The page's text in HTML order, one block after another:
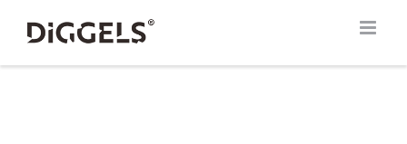
naar
inhoud